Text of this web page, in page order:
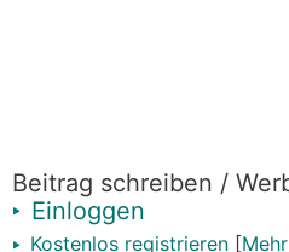
Beitrag schreiben /
Einloggen
Kostenlos registrieren [